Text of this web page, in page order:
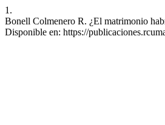
1.
Bonell Colmenero R. ¿El matrimonio
Disponible en: https://